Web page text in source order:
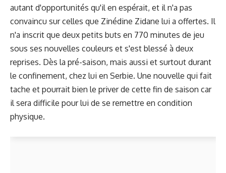
autant d'opportunités qu'il en espérait, et il n'a pas
convaincu sur celles que Zinédine Zidane lui a offertes. Il
n'a inscrit que deux petits buts en 770 minutes de jeu
sous ses nouvelles couleurs et s'est blessé à deux
reprises. Dès la pré-saison, mais aussi et surtout durant
le confinement, chez lui en Serbie. Une nouvelle qui fait
tache et pourrait bien le priver de cette fin de saison car
il sera difficile pour lui de se remettre en condition
physique.